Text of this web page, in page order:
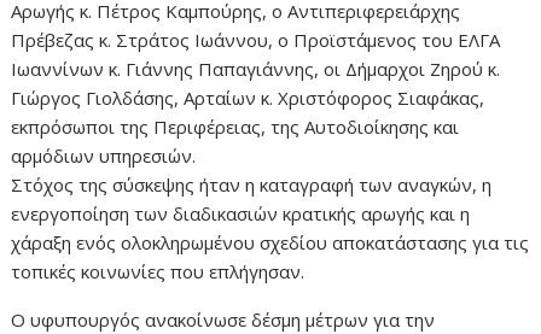
Αρωγής κ. Πέτρος Καμπούρης, ο Αντιπεριφερειάρχης
Πρέβεζας κ. Στράτος Ιωάννου, ο Προϊστάμενος του ΕΛΓΑ
Ιωαννίνων κ. Γιάννης Παπαγιάννης, οι Δήμαρχοι Ζηρού κ.
Γιώργος Γιολδάσης, Αρταίων κ. Χριστόφορος Σιαφάκας,
εκπρόσωποι της Περιφέρειας, της Αυτοδιοίκησης και
αρμόδιων υπηρεσιών.
Στόχος της σύσκεψης ήταν η καταγραφή των αναγκών, η
ενεργοποίηση των διαδικασιών κρατικής αρωγής και η
χάραξη ενός ολοκληρωμένου σχεδίου αποκατάστασης για τις
τοπικές κοινωνίες που επλήγησαν.
Ο υφυπουργός ανακοίνωσε δέσμη μέτρων για την